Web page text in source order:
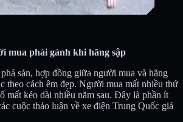
mua phải gánh khi hãng sập
sản, hợp đồng giữa người mua và hãng
theo cách êm đẹp. Người mua mất nhiều thứ
mất kéo dài nhiều năm sau. Đây là phần ít
cuộc thảo luận về xe điện Trung Quốc giá